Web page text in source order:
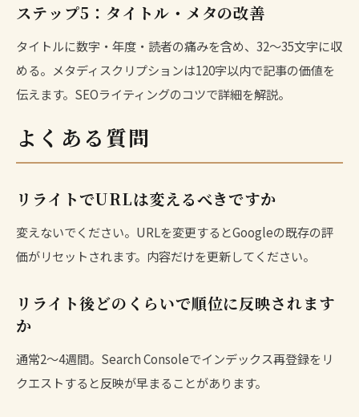
ステップ5：タイトル・メタの改善
タイトルに数字・年度・読者の痛みを含め、32〜35文字に収
める。メタディスクリプションは120字以内で記事の価値を
伝えます。 SEOライティングのコツで詳細を解説。
よくある質問
リライトでURLは変えるべきですか
変えないでください。URLを変更するとGoogleの既存の評
価がリセットされます。内容だけを更新してください。
リライト後どのくらいで順位に反映されます
か
通常2〜4週間。Search Consoleでインデックス再登録をリ
クエストすると反映が早まることがあります。